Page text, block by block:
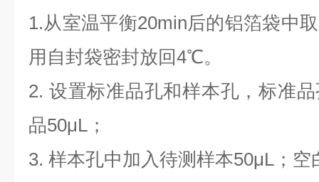
1.从室温平衡20min后的铝箔袋中
用自封袋密封放回4℃。
2. 设置标准品孔和样本孔，标准
品50μL；
3. 样本孔中加入待测样本50μL；空